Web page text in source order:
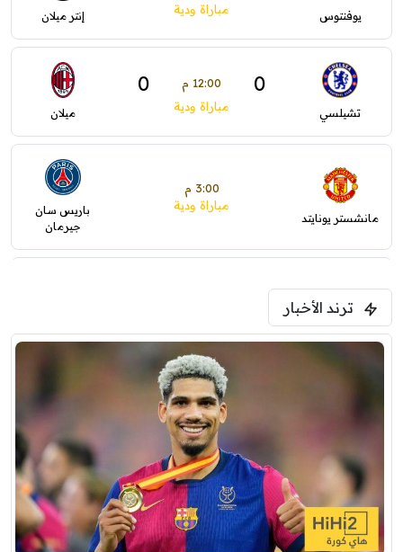
يوفنتوس مباراة ودية إنتر ميلان
تشيلسي
0 12:00 م 0
مباراة ودية ميلان
مانشستر يونايتد
3:00 م
مباراة ودية
باريس سان
جيرمان
فرينتسفاروشي
7:00 م
مباراة ودية
نوتنغهام فورست
اودينيزي
8:00 م
مباراة ودية
برشلونة
ترند الأخبار